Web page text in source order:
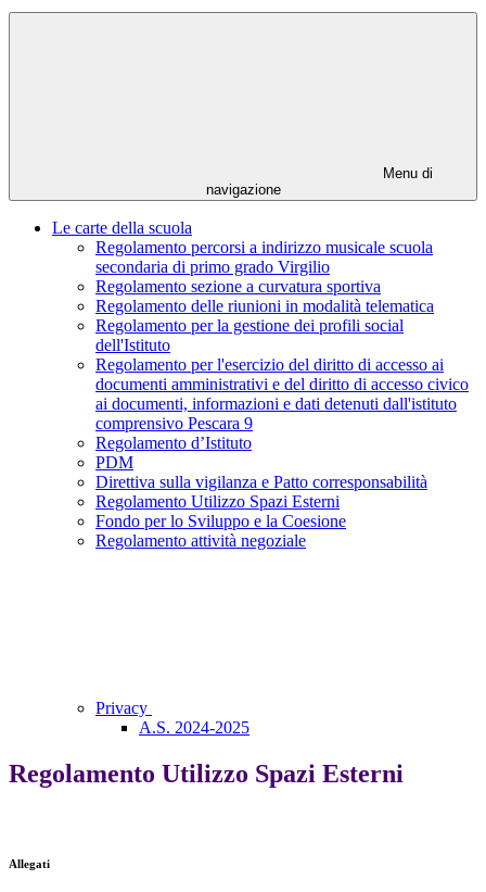
Menu di
navigazione
Le carte della scuola
Regolamento percorsi a indirizzo musicale scuola
secondaria di primo grado Virgilio
Regolamento sezione a curvatura sportiva
Regolamento delle riunioni in modalità telematica
Regolamento per la gestione dei profili social
dell'Istituto
Regolamento per l'esercizio del diritto di accesso ai
documenti amministrativi e del diritto di accesso civico
ai documenti, informazioni e dati detenuti dall'istituto
comprensivo Pescara 9
Regolamento d’Istituto
PDM
Direttiva sulla vigilanza e Patto corresponsabilità
Regolamento Utilizzo Spazi Esterni
Fondo per lo Sviluppo e la Coesione
Regolamento attività negoziale
Privacy
A.S. 2024-2025
Regolamento Utilizzo Spazi Esterni
Allegati